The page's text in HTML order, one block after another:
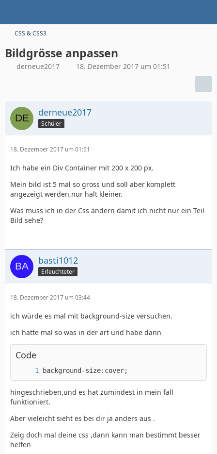
CSS & CSS3
Bildgrösse anpassen
derneue2017 18. Dezember 2017 um 01:51
derneue2017
Schüler
18. Dezember 2017 um 01:51
Ich habe ein Div Container mit 200 x 200 px.
Mein bild ist 5 mal so gross und soll aber komplett
angezeigt werden,nur halt kleiner.
Was muss ich in der Css ändern damit ich nicht nur ein Teil
Bild sehe?
basti1012
Erleuchteter
18. Dezember 2017 um 03:44
ich würde es mal mit background-size versuchen.
ich hatte mal so was in der art und habe dann
Code
background-size:cover;
hingeschrieben,und es hat zumindest in mein fall
funktioniert.
Aber vieleicht sieht es bei dir ja anders aus .
Zeig doch mal deine css ,dann kann man bestimmt besser
helfen